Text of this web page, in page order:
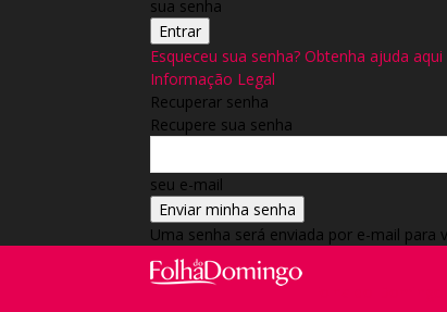
sua senha
Esqueceu sua senha? Obtenha ajuda aqui
Informação Legal
Recuperar senha
Recupere sua senha
seu e-mail
Uma senha será enviada por e-mail para